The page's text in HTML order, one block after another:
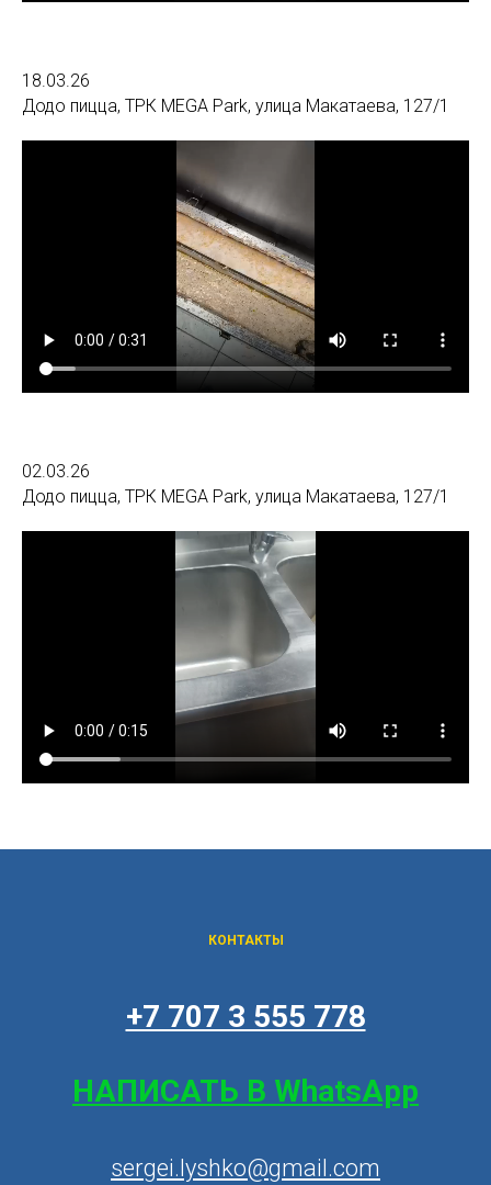
18.03.26
Додо пицца, ТРК MEGA Park, улица Макатаева, 127/1
02.03.26
Додо пицца, ТРК MEGA Park, улица Макатаева, 127/1
КОНТАКТЫ
+7 707 3 555 778
НАПИСАТЬ В WhatsApp
sergei.lyshko@gmail.com